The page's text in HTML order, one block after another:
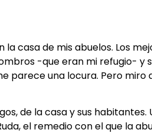
casa de mis abuelos. Los
-que eran mi refugio- y
una locura. Pero miro
de la casa y sus
el remedio con el que la